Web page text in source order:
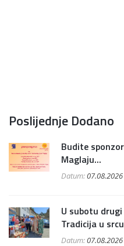
Poslijednje Dodano
Budite
Maglaju...
Datum:07.08.2026
U subotu
Tradicija u
Datum:07.08.2026